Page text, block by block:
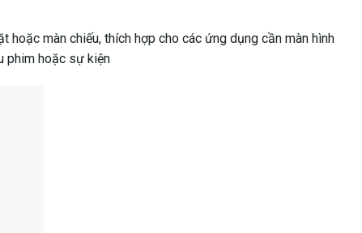
màn chiếu, thích hợp cho các ứng dụng cần màn hình
phim hoặc sự kiện